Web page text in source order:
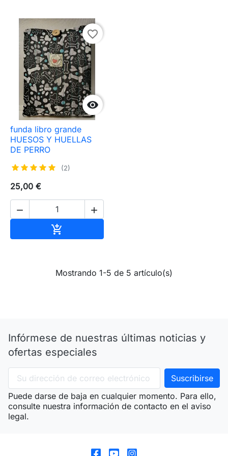

favorite_border
funda libro grande
HUESOS Y HUELLAS
DE PERRO
(2)
25,00 €
 

Mostrando 1-5 de 5 artículo(s)
Infórmese de nuestras últimas noticias y
ofertas especiales
Puede darse de baja en cualquier momento. Para ello,
consulte nuestra información de contacto en el aviso
legal.